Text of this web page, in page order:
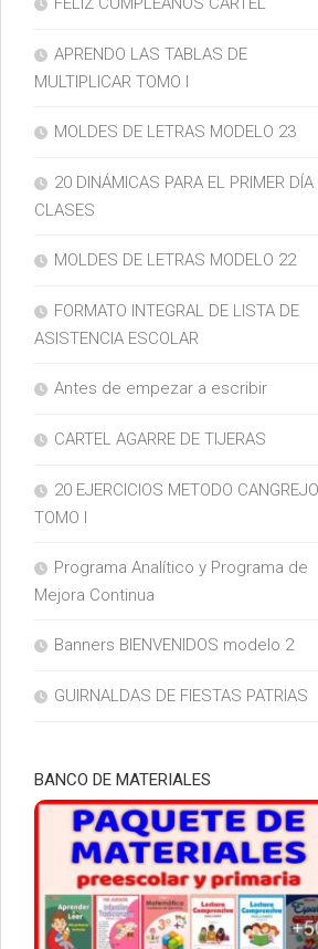
APRENDO LAS TABLAS DE
MULTIPLICAR TOMO I
MOLDES DE LETRAS MODELO 23
20 DINÁMICAS PARA EL PRIMER DÍA
CLASES
MOLDES DE LETRAS MODELO 22
FORMATO INTEGRAL DE LISTA DE
ASISTENCIA ESCOLAR
Antes de empezar a escribir
CARTEL AGARRE DE TIJERAS
20 EJERCICIOS METODO
TOMO I
Programa Analítico y Programa de
Mejora Continua
Banners BIENVENIDOS modelo 2
GUIRNALDAS DE FIESTAS PATRIAS
BANCO DE MATERIALES